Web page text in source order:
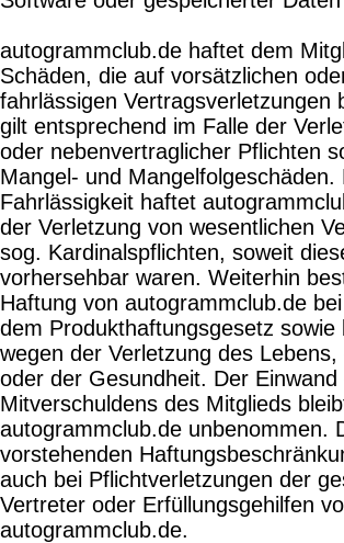
autogrammclub.de haftet dem
Schäden, die auf vorsätzlichen
fahrlässigen Vertragsverletzungen
gilt entsprechend im Falle der
oder nebenvertraglicher Pflichten
Mangel- und Mangelfolgeschäden.
Fahrlässigkeit haftet
der Verletzung von wesentlichen
sog. Kardinalspflichten, soweit
vorhersehbar waren. Weiterhin
Haftung von autogrammclub.de
dem Produkthaftungsgesetz sowie
wegen der Verletzung des
oder der Gesundheit. Der Einwand
Mitverschuldens des Mitglieds
autogrammclub.de unbenommen.
vorstehenden
auch bei Pflichtverletzungen der
Vertreter oder Erfüllungsgehilfen
autogrammclub.de.